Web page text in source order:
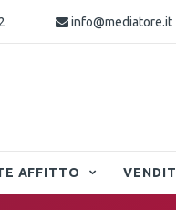
info@mediatore.it
AFFITTO